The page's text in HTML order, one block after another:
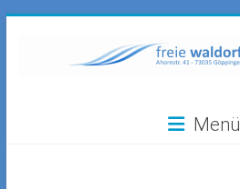
Waldorfschule
Menü